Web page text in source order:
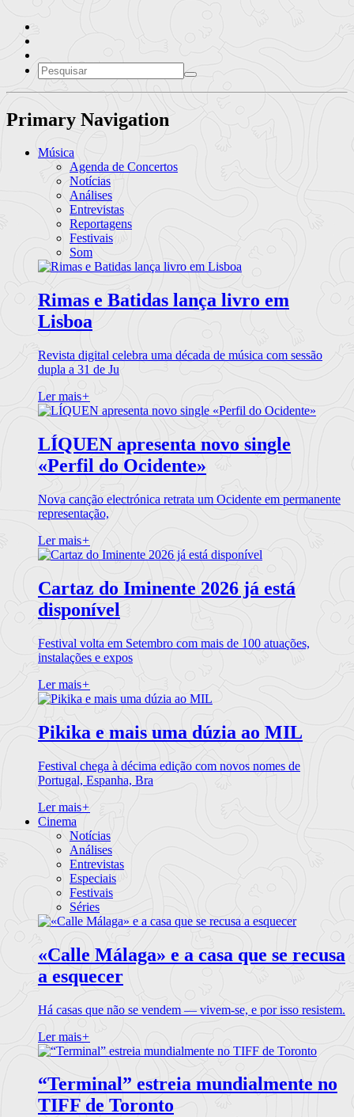
Primary Navigation
Música
Agenda de Concertos
Notícias
Análises
Entrevistas
Reportagens
Festivais
Som
Rimas e Batidas lança livro em
Lisboa
Revista digital celebra uma década de música com sessão
dupla a 31 de Ju
Ler mais+
LÍQUEN apresenta novo single
«Perfil do Ocidente»
Nova canção electrónica retrata um Ocidente em permanente
representação,
Ler mais+
Cartaz do Iminente 2026 já está
disponível
Festival volta em Setembro com mais de 100 atuações,
instalações e expos
Ler mais+
Pikika e mais uma dúzia ao MIL
Festival chega à décima edição com novos nomes de
Portugal, Espanha, Bra
Ler mais+
Cinema
Notícias
Análises
Entrevistas
Especiais
Festivais
Séries
«Calle Málaga» e a casa que se recusa
a esquecer
Há casas que não se vendem — vivem-se, e por isso resistem.
Ler mais+
“Terminal” estreia mundialmente no
TIFF de Toronto